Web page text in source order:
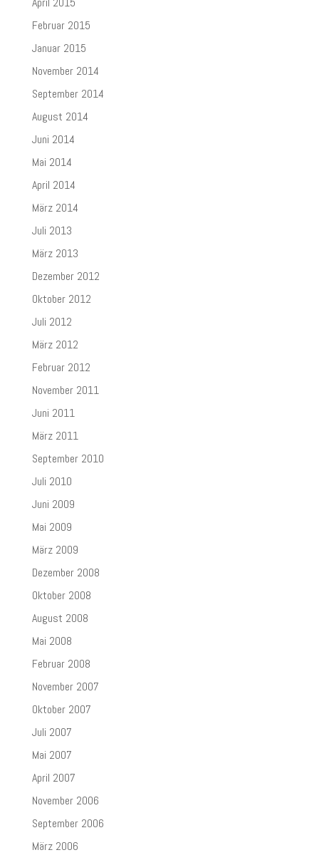
Februar 2015
Januar 2015
November 2014
September 2014
August 2014
Juni 2014
Mai 2014
April 2014
März 2014
Juli 2013
März 2013
Dezember 2012
Oktober 2012
Juli 2012
März 2012
Februar 2012
November 2011
Juni 2011
März 2011
September 2010
Juli 2010
Juni 2009
Mai 2009
März 2009
Dezember 2008
Oktober 2008
August 2008
Mai 2008
Februar 2008
November 2007
Oktober 2007
Juli 2007
Mai 2007
April 2007
November 2006
September 2006
März 2006